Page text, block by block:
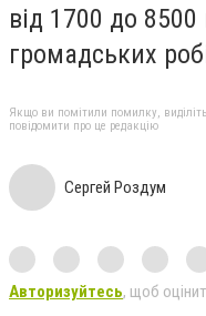
від 1700 до
громадських
Якщо ви помітили помилку,
повідомити про це редакцію
Сергей Роздум
Авторизуйтесь, щоб